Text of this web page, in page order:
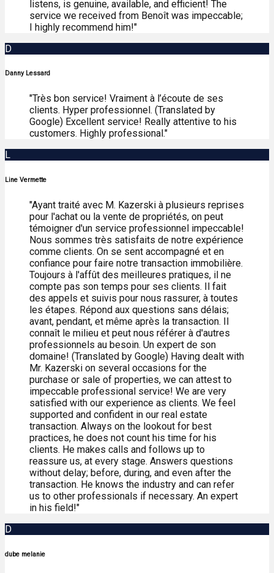
listens, is genuine, available, and efficient! The
service we received from Benoît was impeccable;
I highly recommend him!"
D
Danny Lessard
"Très bon service! Vraiment à l’écoute de ses
clients. Hyper professionnel. (Translated by
Google) Excellent service! Really attentive to his
customers. Highly professional."
L
Line Vermette
"Ayant traité avec M. Kazerski à plusieurs reprises
pour l'achat ou la vente de propriétés, on peut
témoigner d'un service professionnel impeccable!
Nous sommes très satisfaits de notre expérience
comme clients. On se sent accompagné et en
confiance pour faire notre transaction immobilière.
Toujours à l'affût des meilleures pratiques, il ne
compte pas son temps pour ses clients. Il fait
des appels et suivis pour nous rassurer, à toutes
les étapes. Répond aux questions sans délais;
avant, pendant, et même après la transaction. Il
connaît le milieu et peut nous référer à d'autres
professionnels au besoin. Un expert de son
domaine! (Translated by Google) Having dealt with
Mr. Kazerski on several occasions for the
purchase or sale of properties, we can attest to
impeccable professional service! We are very
satisfied with our experience as clients. We feel
supported and confident in our real estate
transaction. Always on the lookout for best
practices, he does not count his time for his
clients. He makes calls and follows up to
reassure us, at every stage. Answers questions
without delay; before, during, and even after the
transaction. He knows the industry and can refer
us to other professionals if necessary. An expert
in his field!"
D
dube melanie